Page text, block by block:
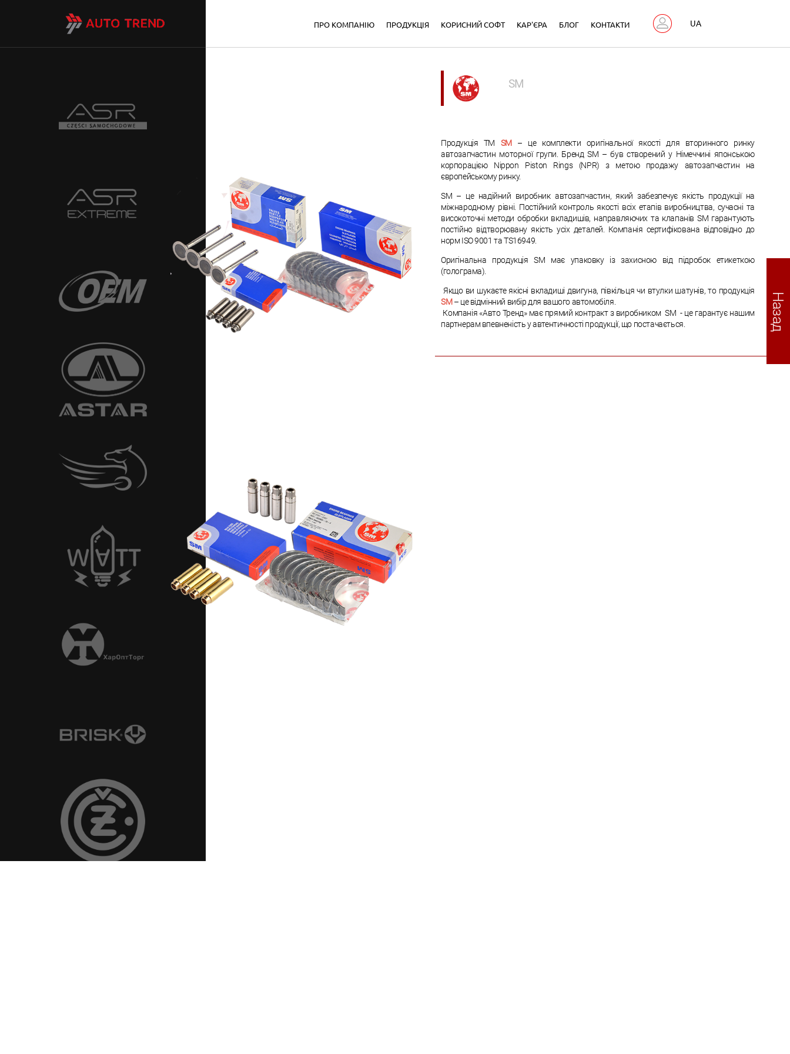
ПРО КОМПАНІЮ ПРОДУКЦІЯ КОРИСНИЙ СОФТ КАР'ЄРА БЛОГ КОНТАКТИ UA
SM
Продукція ТМ SM– це комплекти оригінальної якості для вторинного ринку
автозапчастин моторної групи. Бренд SM – був створений у Німеччині японською
корпорацією Nippon Piston Rings (NPR) з метою продажу автозапчастин на
європейському ринку.
SM – це надійний виробник автозапчастин, який забезпечує якість продукції на
міжнародному рівні. Постійний контроль якості всіх етапів виробництва, сучасні та
високоточні методи обробки вкладишів, направляючих та клапанів SM гарантують
постійно відтворювану якість усіх деталей. Компанія сертифікована відповідно до
норм ISO 9001 та TS16949.
Оригінальна продукція SM має упаковку із захисною від підробок етикеткою
(голограма).
Якщо ви шукаєте якісні вкладиші двигуна, півкільця чи втулки шатунів, то продукція
SM– це відмінний вибір для вашого автомобіля.
Компанія «Авто Тренд» має прямий контракт з виробником SM - це гарантує нашим
партнерам впевненість у автентичності продукції, що постачається.
Назад